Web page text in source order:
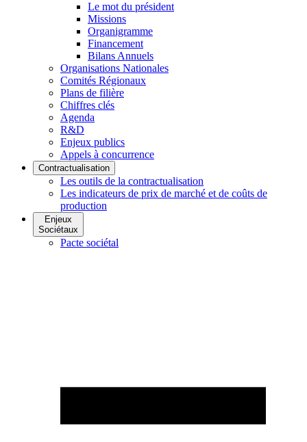
Le mot du président
Missions
Organigramme
Financement
Bilans Annuels
Organisations Nationales
Comités Régionaux
Plans de filière
Chiffres clés
Agenda
R&D
Enjeux publics
Appels à concurrence
Contractualisation
Les outils de la contractualisation
Les indicateurs de prix de marché et de coûts de
production
Enjeux
Sociétaux
Pacte sociétal